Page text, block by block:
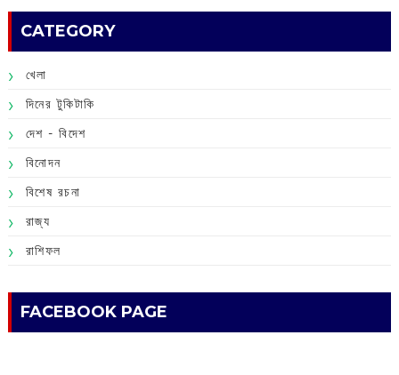
CATEGORY
খেলা
দিনের টুকিটাকি
দেশ - বিদেশ
বিনোদন
বিশেষ রচনা
রাজ্য
রাশিফল
FACEBOOK PAGE